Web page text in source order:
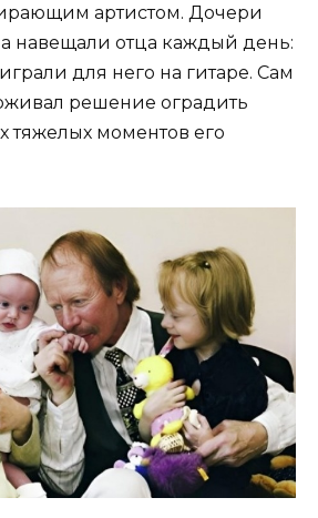
артистом. Дочери
навещали отца каждый день:
для него на гитаре. Сам
решение оградить
тяжелых моментов его